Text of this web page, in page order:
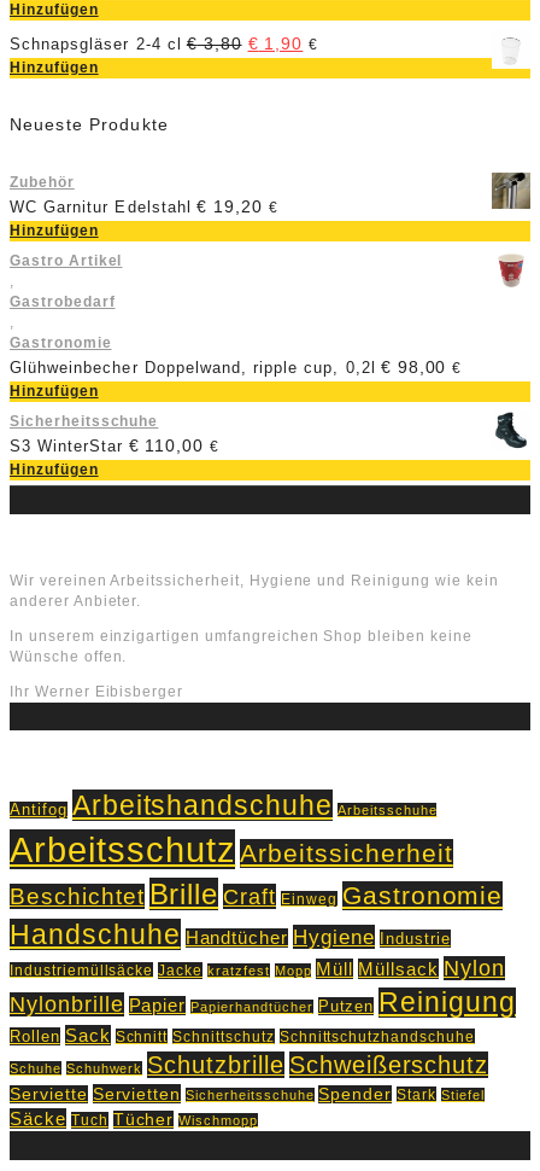
Hinzufügen
Schnapsgläser 2-4 cl €3,80 € 1,90 €
Hinzufügen
Neueste Produkte
Zubehör
WC Garnitur Edelstahl € 19,20 €
Hinzufügen
Gastro Artikel
Gastrobedarf
Gastronomie
Glühweinbecher Doppelwand, ripple cup, 0,2l € 98,00 €
Hinzufügen
Sicherheitsschuhe
S3 WinterStar € 110,00 €
Hinzufügen
Wir vereinen Arbeitssicherheit, Hygiene und Reinigung wie kein
anderer Anbieter.
In unserem einzigartigen umfangreichen Shop bleiben keine
Wünsche offen.
Ihr Werner Eibisberger
Antifog Arbeitshandschuhe Arbeitsschuhe
Arbeitsschutz Arbeitssicherheit
Beschichtet Brille Craft Einweg Gastronomie
Handschuhe Handtücher Hygiene Industrie
Industriemüllsäcke Jacke kratzfest Mopp Müll Müllsack Nylon
Nylonbrille Papier Papierhandtücher Putzen Reinigung
Rollen Sack Schnitt Schnittschutz Schnittschutzhandschuhe
Schuhe Schuhwerk Schutzbrille Schweißerschutz
Serviette Servietten Sicherheitsschuhe Spender Stark Stiefel
Säcke Tuch Tücher Wischmopp